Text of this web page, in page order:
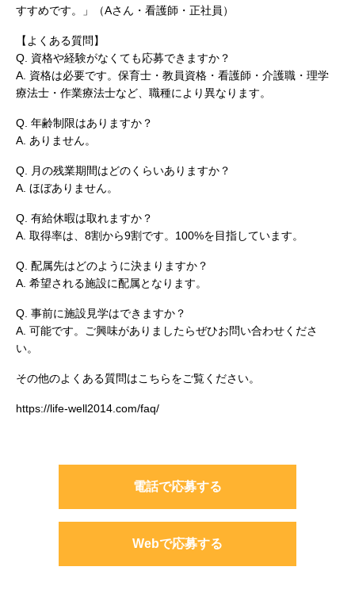
すすめです。」（Aさん・看護師・正社員）
【よくある質問】
Q. 資格や経験がなくても応募できますか？
A. 資格は必要です。保育士・教員資格・看護師・介護職・理学
療法士・作業療法士など、職種により異なります。
Q. 年齢制限はありますか？
A. ありません。
Q. 月の残業期間はどのくらいありますか？
A. ほぼありません。
Q. 有給休暇は取れますか？
A. 取得率は、8割から9割です。100%を目指しています。
Q. 配属先はどのように決まりますか？
A. 希望される施設に配属となります。
Q. 事前に施設見学はできますか？
A. 可能です。ご興味がありましたらぜひお問い合わせくださ
い。
その他のよくある質問はこちらをご覧ください。
https://life-well2014.com/faq/
電話で応募する
Webで応募する